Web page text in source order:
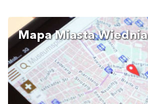
Mapa Miasta Wiednia